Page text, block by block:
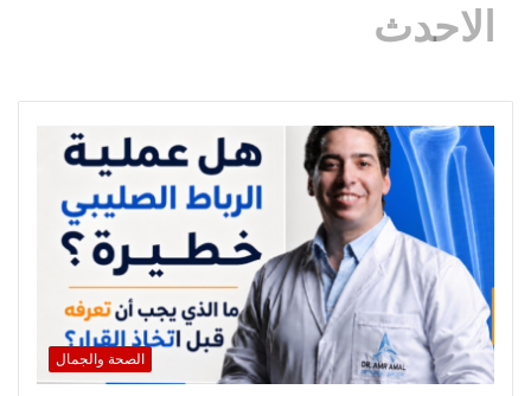
الاحدث
الصحة والجمال